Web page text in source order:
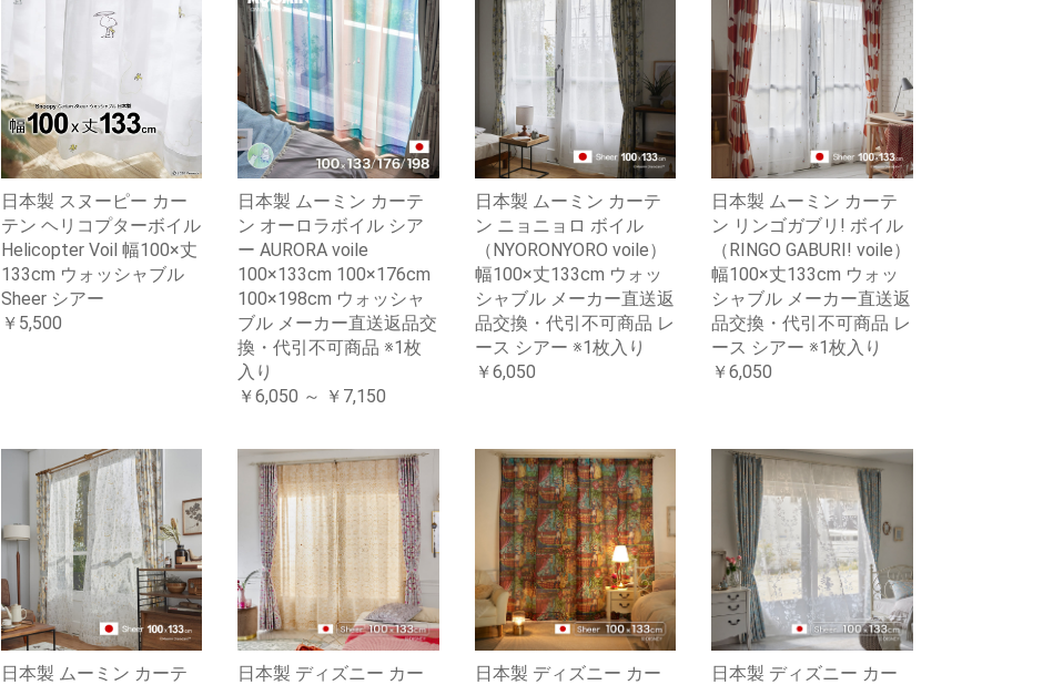
日本製 スヌーピー カー
テン ヘリコプターボイル
Helicopter Voil 幅100×丈
133cm ウォッシャブル
Sheer シアー
￥5,500
日本製 ムーミン カーテ
ン オーロラボイル シア
ー AURORA voile
100×133cm 100×176cm
100×198cm ウォッシャ
ブル メーカー直送返品交
換・代引不可商品 ※1枚
入り
￥6,050 ～ ￥7,150
日本製 ムーミン カーテ
ン ニョニョロ ボイル
（NYORONYORO voile）
幅100×丈133cm ウォッ
シャブル メーカー直送返
品交換・代引不可商品 レ
ース シアー ※1枚入り
￥6,050
日本製 ムーミン カーテ
ン リンゴガブリ! ボイル
（RINGO GABURI! voile）
幅100×丈133cm ウォッ
シャブル メーカー直送返
品交換・代引不可商品 レ
ース シアー ※1枚入り
￥6,050
日本製 ムーミン カーテ
日本製 ディズニー カー
日本製 ディズニー カー
日本製 ディズニー カー